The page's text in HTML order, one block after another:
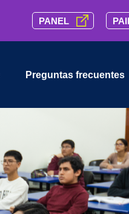
PANEL
Preguntas frecuentes